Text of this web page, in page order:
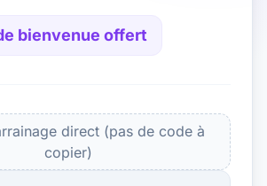
bienvenue offert
direct (pas de code à
copier)